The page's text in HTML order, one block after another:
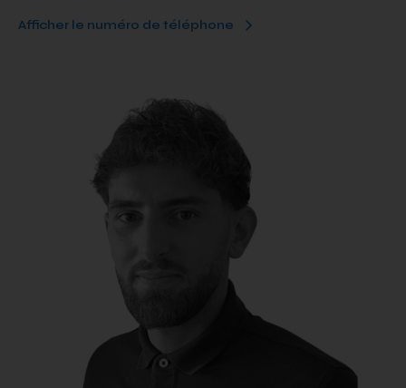
Afficher le numéro de téléphone